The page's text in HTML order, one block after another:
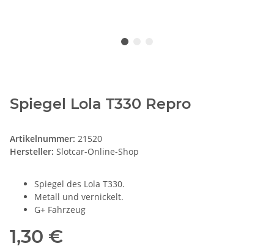
Spiegel Lola T330 Repro
Artikelnummer: 21520
Hersteller: Slotcar-Online-Shop
Spiegel des Lola T330.
Metall und vernickelt.
G+ Fahrzeug
1,30 €